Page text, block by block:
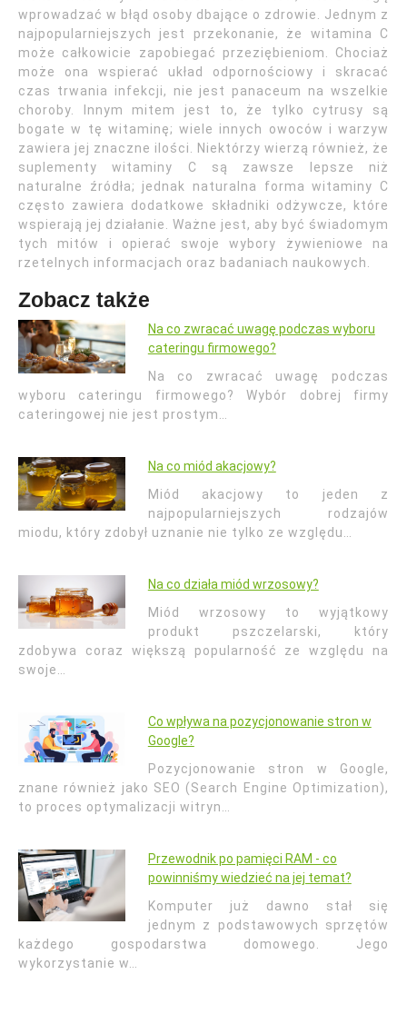
wprowadzać w błąd osoby dbające o zdrowie. Jednym z
najpopularniejszych jest przekonanie, że witamina C
może całkowicie zapobiegać przeziębieniom. Chociaż
może ona wspierać układ odpornościowy i skracać
czas trwania infekcji, nie jest panaceum na wszelkie
choroby. Innym mitem jest to, że tylko cytrusy są
bogate w tę witaminę; wiele innych owoców i warzyw
zawiera jej znaczne ilości. Niektórzy wierzą również, że
suplementy witaminy C są zawsze lepsze niż
naturalne źródła; jednak naturalna forma witaminy C
często zawiera dodatkowe składniki odżywcze, które
wspierają jej działanie. Ważne jest, aby być świadomym
tych mitów i opierać swoje wybory żywieniowe na
rzetelnych informacjach oraz badaniach naukowych.
Zobacz także
Na co zwracać uwagę podczas wyboru
cateringu firmowego?
Na co zwracać uwagę podczas
wyboru cateringu firmowego? Wybór dobrej firmy
cateringowej nie jest prostym…
Na co miód akacjowy?
Miód akacjowy to jeden z
najpopularniejszych rodzajów
miodu, który zdobył uznanie nie tylko ze względu…
Na co działa miód wrzosowy?
Miód wrzosowy to wyjątkowy
produkt pszczelarski, który
zdobywa coraz większą popularność ze względu na
swoje…
Co wpływa na pozycjonowanie stron w
Google?
Pozycjonowanie stron w Google,
znane również jako SEO (Search Engine Optimization),
to proces optymalizacji witryn…
Przewodnik po pamięci RAM - co
powinniśmy wiedzieć na jej temat?
Komputer już dawno stał się
jednym z podstawowych sprzętów
każdego gospodarstwa domowego. Jego
wykorzystanie w…